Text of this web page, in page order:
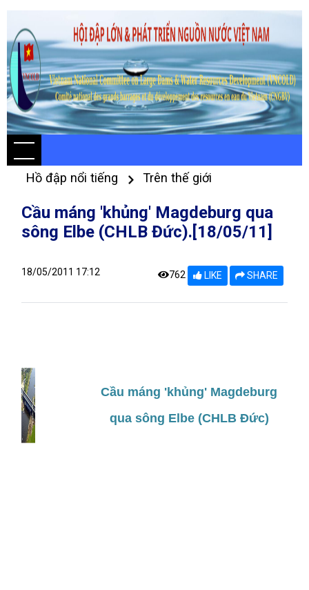
Hồ đập nổi tiếng Trên thế giới
Cầu máng 'khủng' Magdeburg qua
sông Elbe (CHLB Đức).[18/05/11]
18/05/2011 17:12 762 LIKE SHARE
Cầu máng 'khủng' Magdeburg
qua sông Elbe (CHLB Đức)